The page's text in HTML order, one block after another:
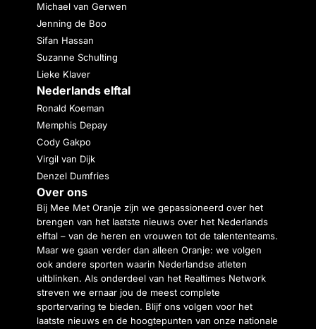
Michael van Gerwen
Jenning de Boo
Sifan Hassan
Suzanne Schulting
Lieke Klaver
Nederlands elftal
Ronald Koeman
Memphis Depay
Cody Gakpo
Virgil van Dijk
Denzel Dumfries
Over ons
Bij Mee Met Oranje zijn we gepassioneerd over het
brengen van het laatste nieuws over het Nederlands
elftal – van de heren en vrouwen tot de talententeams.
Maar we gaan verder dan alleen Oranje: we volgen
ook andere sporten waarin Nederlandse atleten
uitblinken. Als onderdeel van het Realtimes Network
streven we ernaar jou de meest complete
sportervaring te bieden. Blijf ons volgen voor het
laatste nieuws en de hoogtepunten van onze nationale